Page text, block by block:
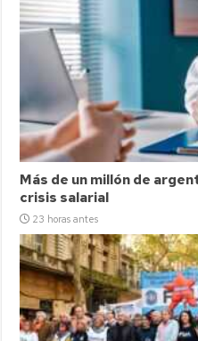
Más de un millón de
crisis salarial
23 horas antes